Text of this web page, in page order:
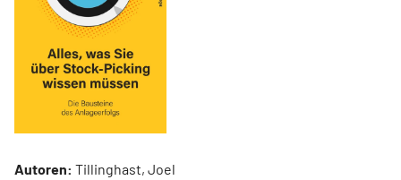
Autoren: Tillinghast, Joel